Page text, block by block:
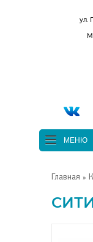
ул.
МЕНЮ
Главная »